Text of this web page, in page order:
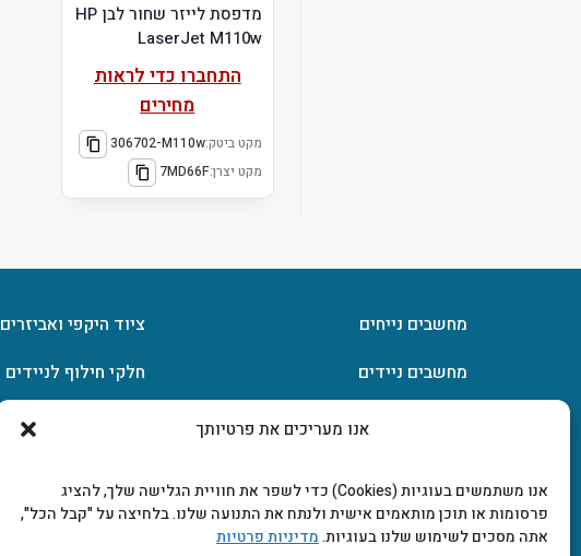
אנו מעריכים את פרטיותך
אנו משתמשים בעוגיות (Cookies) כדי לשפר את חוויית הגלישה שלך, להציג
פרסומות או תוכן מותאמים אישית ולנתח את התנועה שלנו. בלחיצה על "קבל הכל",
אתה מסכים לשימוש שלנו בעוגיות.מדיניות פרטיות
מדפסת לייזר שחור לבן HP
LaserJet M110w
התחברו כדי לראות
מחירים
מקט ביטק:306702-M110w
מקט יצרן:7MD66F
מחשבים נייחים
מחשבים ניידים
ציוד היקפי ואביזרים
חלקי חילוף לניידים